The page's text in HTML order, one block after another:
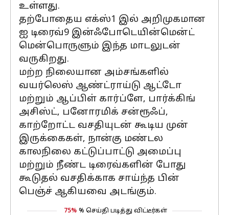
உள்ளது.
தற்போதைய எக்ஸ்1 இல் அறிமுகமான
ஐ டிரைவ்9 இன்ஃபோடெயின்மென்ட்
மென்பொருளும் இந்த மாடலுடன்
வருகிறது.
மற்ற நிலையான அம்சங்களில்
வயர்லெஸ் ஆண்ட்ராய்டு ஆட்டோ
மற்றும் ஆப்பிள் கார்ப்ளே, பார்க்கிங்
அசிஸ்ட், பனோரமிக் சன்ரூஃப்,
காற்றோட்ட வசதியுடன் கூடிய முன்
இருக்கைகள், நான்கு மண்டல
காலநிலை கட்டுப்பாட்டு அமைப்பு
மற்றும் நீண்ட டிரைவ்களின் போது
கூடுதல் வசதிக்காக சாய்ந்த பின்
பெஞ்ச் ஆகியவை அடங்கும்.
75% % செய்தி படித்து விட்டீர்கள்